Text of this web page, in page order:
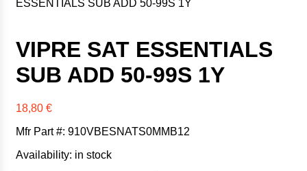
Xerox
ESSENTIALS SUB ADD 50-99S 1Y
VIPRE SAT ESSENTIALS
SUB ADD 50-99S 1Y
18,80 €
Mfr Part #: 910VBESNATS0MMB12
Availability: in stock